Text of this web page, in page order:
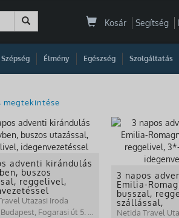
Kosár Segítség
Szépség Élmény Egészség Szolgáltatás
megtekintése
adventi kirándulás
buszos
reggelivel,
Utazasi Iroda
Fogarasi út 5. 27. ép.( (NINCS SZEMÉLYES ÜGYFÉLFOGADÁS)
3 napos
Emilia-
busszal,
szállással,
Netida Travel